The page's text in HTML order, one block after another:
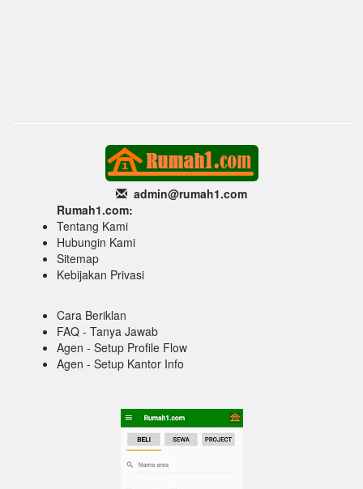
admin@rumah1.com
Rumah1.com:
Tentang Kami
Hubungin Kami
Sitemap
Kebijakan Privasi
Cara Beriklan
FAQ - Tanya Jawab
Agen - Setup Profile Flow
Agen - Setup Kantor Info